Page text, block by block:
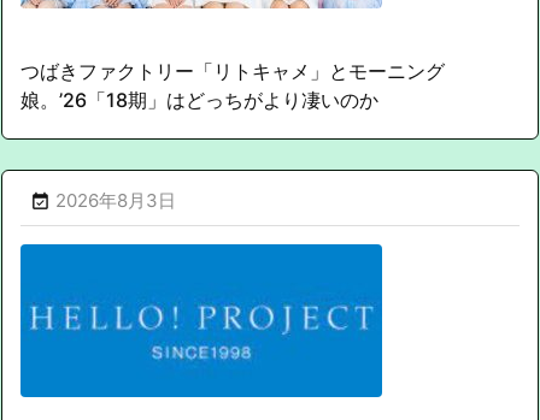
つばきファクトリー「リトキャメ」とモーニング
娘。’26「18期」はどっちがより凄いのか
 2026年8月3日